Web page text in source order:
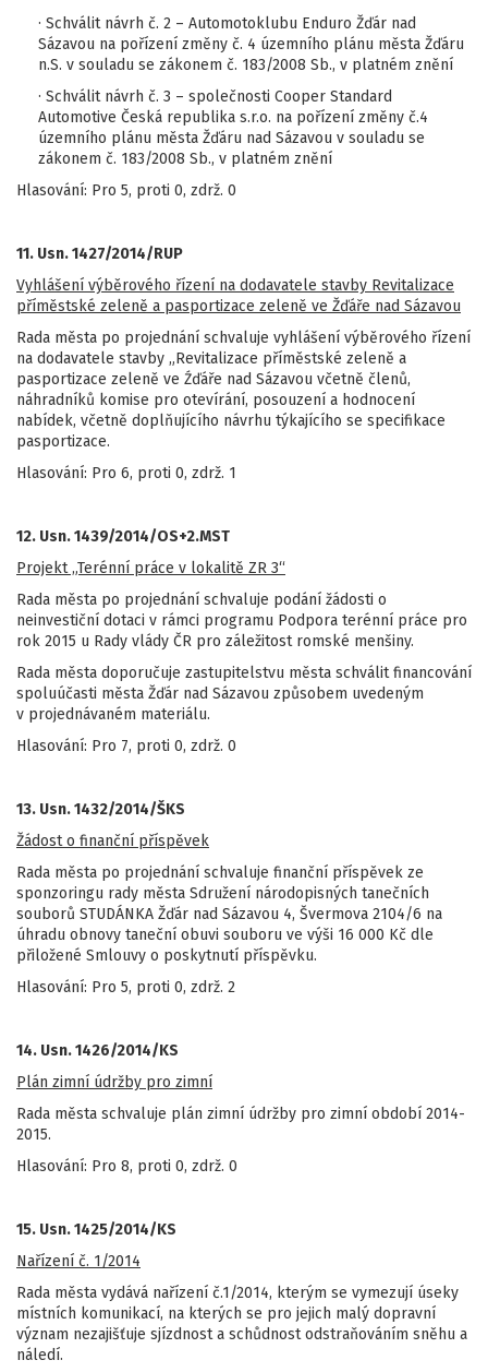
· Schválit návrh č. 2 – Automotoklubu Enduro Žďár nad
Sázavou na pořízení změny č. 4 územního plánu města Žďáru
n.S. v souladu se zákonem č. 183/2008 Sb., v platném znění
· Schválit návrh č. 3 – společnosti Cooper Standard
Automotive Česká republika s.r.o. na pořízení změny č.4
územního plánu města Žďáru nad Sázavou v souladu se
zákonem č. 183/2008 Sb., v platném znění
Hlasování: Pro 5, proti 0, zdrž. 0
11. Usn. 1427/2014/RUP
Vyhlášení výběrového řízení na dodavatele stavby Revitalizace
příměstské zeleně a pasportizace zeleně ve Žďáře nad Sázavou
Rada města po projednání schvaluje vyhlášení výběrového řízení
na dodavatele stavby „Revitalizace příměstské zeleně a
pasportizace zeleně ve Źďáře nad Sázavou včetně členů,
náhradníků komise pro otevírání, posouzení a hodnocení
nabídek, včetně doplňujícího návrhu týkajícího se specifikace
pasportizace.
Hlasování: Pro 6, proti 0, zdrž. 1
12. Usn. 1439/2014/OS+2.MST
Projekt „Terénní práce v lokalitě ZR 3“
Rada města po projednání schvaluje podání žádosti o
neinvestiční dotaci v rámci programu Podpora terénní práce pro
rok 2015 u Rady vlády ČR pro záležitost romské menšiny.
Rada města doporučuje zastupitelstvu města schválit financování
spoluúčasti města Žďár nad Sázavou způsobem uvedeným
v projednávaném materiálu.
Hlasování: Pro 7, proti 0, zdrž. 0
13. Usn. 1432/2014/ŠKS
Žádost o finanční příspěvek
Rada města po projednání schvaluje finanční příspěvek ze
sponzoringu rady města Sdružení národopisných tanečních
souborů STUDÁNKA Žďár nad Sázavou 4, Švermova 2104/6 na
úhradu obnovy taneční obuvi souboru ve výši 16 000 Kč dle
přiložené Smlouvy o poskytnutí příspěvku.
Hlasování: Pro 5, proti 0, zdrž. 2
14. Usn. 1426/2014/KS
Plán zimní údržby pro zimní
Rada města schvaluje plán zimní údržby pro zimní období 2014-
2015.
Hlasování: Pro 8, proti 0, zdrž. 0
15. Usn. 1425/2014/KS
Nařízení č. 1/2014
Rada města vydává nařízení č.1/2014, kterým se vymezují úseky
místních komunikací, na kterých se pro jejich malý dopravní
význam nezajišťuje sjízdnost a schůdnost odstraňováním sněhu a
náledí.